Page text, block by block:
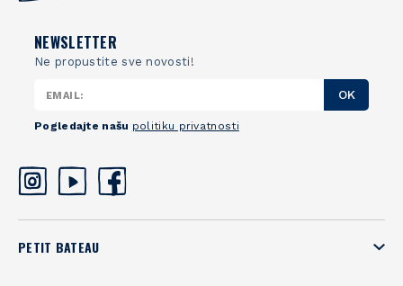
NEWSLETTER
Ne propustite sve novosti!
OK
Pogledajte našu politiku privatnosti
PETIT BATEAU